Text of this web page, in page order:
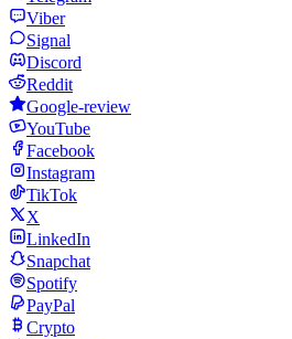
Viber
Signal
Discord
Reddit
Google-review
YouTube
Facebook
Instagram
TikTok
X
LinkedIn
Snapchat
Spotify
PayPal
Crypto